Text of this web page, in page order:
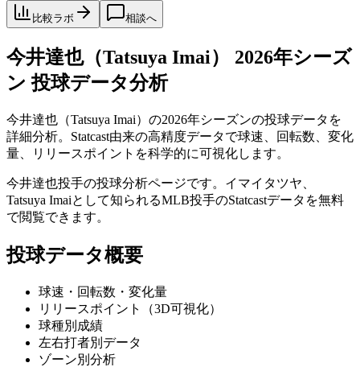
比較ラボ 相談へ
今井達也（Tatsuya Imai） 2026年シーズ
ン 投球データ分析
今井達也（Tatsuya Imai） の2026年シーズンの投球データを
詳細分析。Statcast由来の高精度データで球速、回転数、変化
量、リリースポイントを科学的に可視化します。
今井達也投手の投球分析ページです。 イマイタツヤ、
Tatsuya Imaiとして知られるMLB投手のStatcastデータを無料
で閲覧できます。
投球データ概要
球速・回転数・変化量
リリースポイント（3D可視化）
球種別成績
左右打者別データ
ゾーン別分析